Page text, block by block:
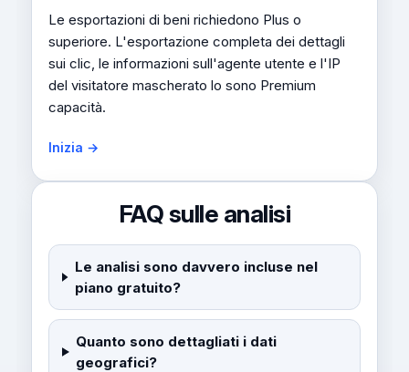
Le esportazioni di beni richiedono Plus o
superiore. L'esportazione completa dei dettagli
sui clic, le informazioni sull'agente utente e l'IP
del visitatore mascherato lo sono Premium
capacità.
Inizia →
FAQ sulle analisi
Le analisi sono davvero incluse nel
piano gratuito?
Quanto sono dettagliati i dati
geografici?